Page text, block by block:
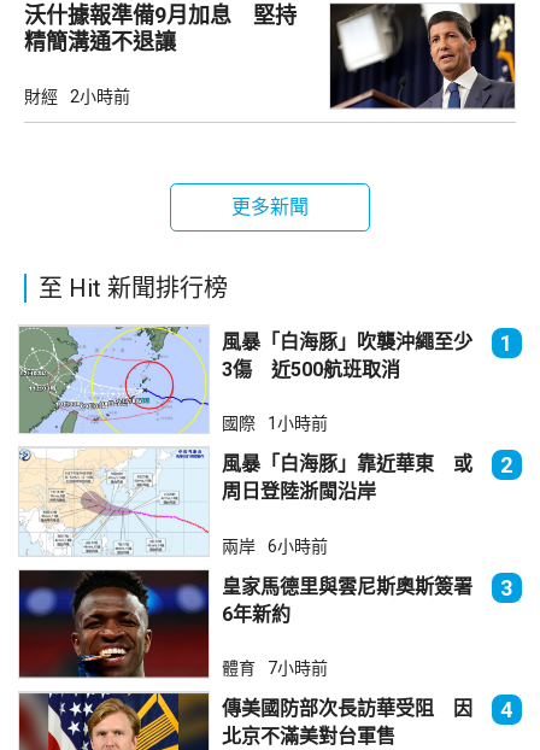
沃什據報準備9月加息 堅持
精簡溝通不退讓
財經 2小時前
更多新聞
至 Hit 新聞排行榜
風暴「白海豚」吹襲沖繩至少
3傷 近500航班取消
1
國際 1小時前
風暴「白海豚」靠近華東 或
周日登陸浙閩沿岸
2
兩岸 6小時前
皇家馬德里與雲尼斯奧斯簽署
6年新約
3
體育 7小時前
傳美國防部次長訪華受阻 因
北京不滿美對台軍售
4